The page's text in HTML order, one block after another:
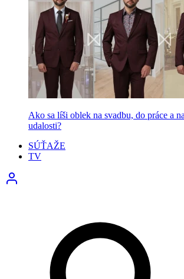
Ako sa líši oblek na svadbu, do práce a
udalosti?
SÚŤAŽE
TV